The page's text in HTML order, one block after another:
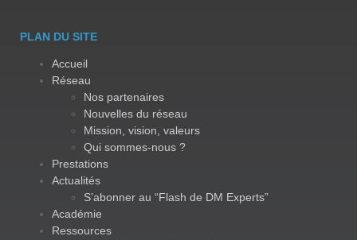
PLAN DU SITE
Accueil
Réseau
Nos partenaires
Nouvelles du réseau
Mission, vision, valeurs
Qui sommes-nous ?
Prestations
Actualités
S’abonner au “Flash de DM Experts”
Académie
Ressources